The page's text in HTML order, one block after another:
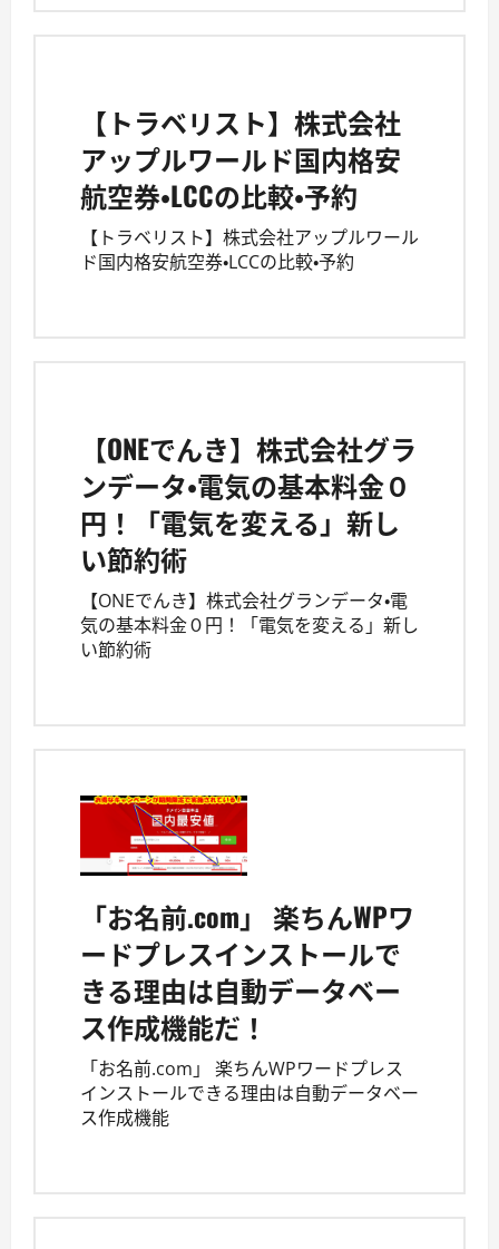
【トラベリスト】株式会社
アップルワールド国内格安
航空券・LCCの比較・予約
【トラベリスト】株式会社アップルワール
ド国内格安航空券・LCCの比較・予約
【ONEでんき】株式会社グラ
ンデータ・電気の基本料金０
円！「電気を変える」新し
い節約術
【ONEでんき】株式会社グランデータ・電
気の基本料金０円！「電気を変える」新し
い節約術
「お名前.com」 楽ちんWPワ
ードプレスインストールで
きる理由は自動データベー
ス作成機能だ！
「お名前.com」 楽ちんWPワードプレス
インストールできる理由は自動データベー
ス作成機能